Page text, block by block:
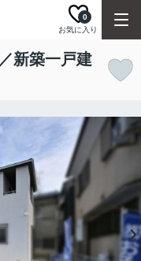
お気に入り
0
新築一戸建